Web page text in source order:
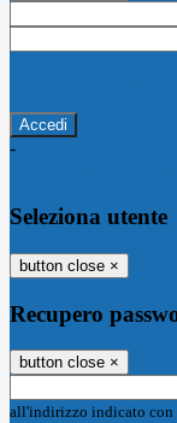
-
Seleziona utente
button close ×
Recupero
button close ×
all'indirizzo indicato con